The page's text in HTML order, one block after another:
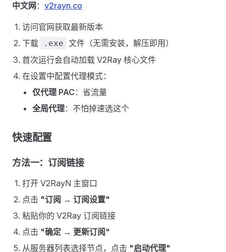
中文网 ： v2rayn.co
访问官网获取最新版本
下载
.exe 文件（无需安装，解压即用）
首次运行会自动加载 V2Ray 核心文件
在设置中配置代理模式：
仅代理 PAC ：省流量
全局代理：不怕掉速选这个
快速配置
方法一：订阅链接
打开 V2RayN 主窗口
点击 "订阅 → 订阅设置"
粘贴你的 V2Ray 订阅链接
点击 "确定 → 更新订阅"
从服务器列表选择节点，点击 "启动代理"